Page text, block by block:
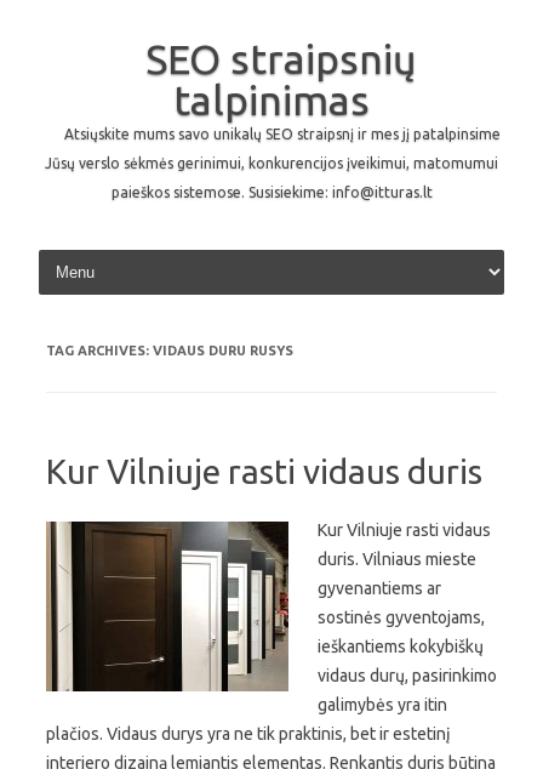
SEO straipsnių
talpinimas
Atsiųskite mums savo unikalų SEO straipsnį ir mes jį patalpinsime
Jūsų verslo sėkmės gerinimui, konkurencijos įveikimui, matomumui
paieškos sistemose. Susisiekime: info@itturas.lt
Skip to content
TAG ARCHIVES: VIDAUS DURU RUSYS
Kur Vilniuje rasti vidaus duris
Kur Vilniuje rasti vidaus
duris. Vilniaus mieste
gyvenantiems ar
sostinės gyventojams,
ieškantiems kokybiškų
vidaus durų, pasirinkimo
galimybės yra itin
plačios. Vidaus durys yra ne tik praktinis, bet ir estetinį
interjero dizainą lemiantis elementas. Renkantis duris būtina